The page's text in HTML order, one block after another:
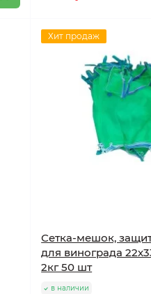
Хит продаж
Сетка-мешок,
для винограда
2кг 50 шт
в наличии